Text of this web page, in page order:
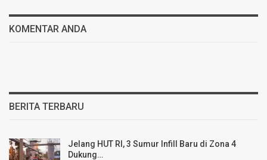
KOMENTAR ANDA
BERITA TERBARU
Jelang HUT RI, 3 Sumur Infill Baru di Zona 4
Dukung…